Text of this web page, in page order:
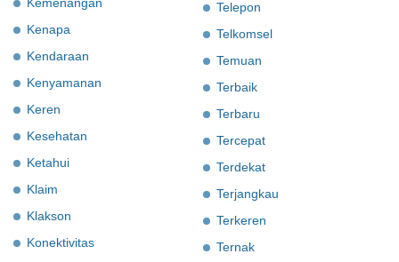
Kenapa
Kendaraan
Kenyamanan
Keren
Kesehatan
Ketahui
Klaim
Klakson
Konektivitas
Telepon
Telkomsel
Temuan
Terbaik
Terbaru
Tercepat
Terdekat
Terjangkau
Terkeren
Ternak